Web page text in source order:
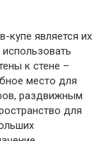
купе является их
к стене –
место для
раздвижным
для